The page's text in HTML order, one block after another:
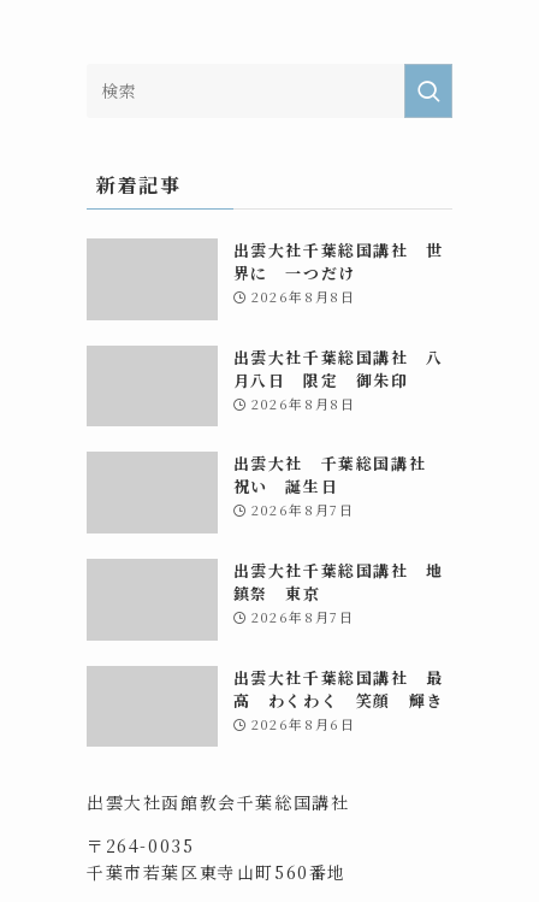
新着記事
出雲大社千葉総国講社 世
界に 一つだけ
2026年8月8日
出雲大社千葉総国講社 八
月八日 限定 御朱印
2026年8月8日
出雲大社 千葉総国講社
祝い 誕生日
2026年8月7日
出雲大社千葉総国講社 地
鎮祭 東京
2026年8月7日
出雲大社千葉総国講社 最
高 わくわく 笑顔 輝き
2026年8月6日
出雲大社函館教会千葉総国講社
〒264-0035
千葉市若葉区東寺山町560番地